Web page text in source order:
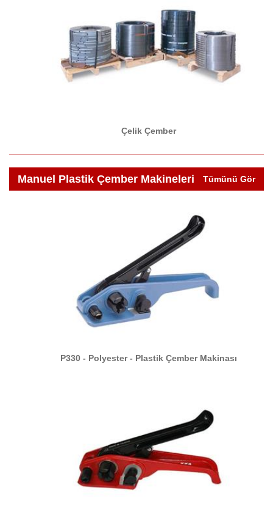
Çelik Çember
Manuel Plastik Çember Makineleri Tümünü Gör
P330 - Polyester - Plastik Çember Makinası